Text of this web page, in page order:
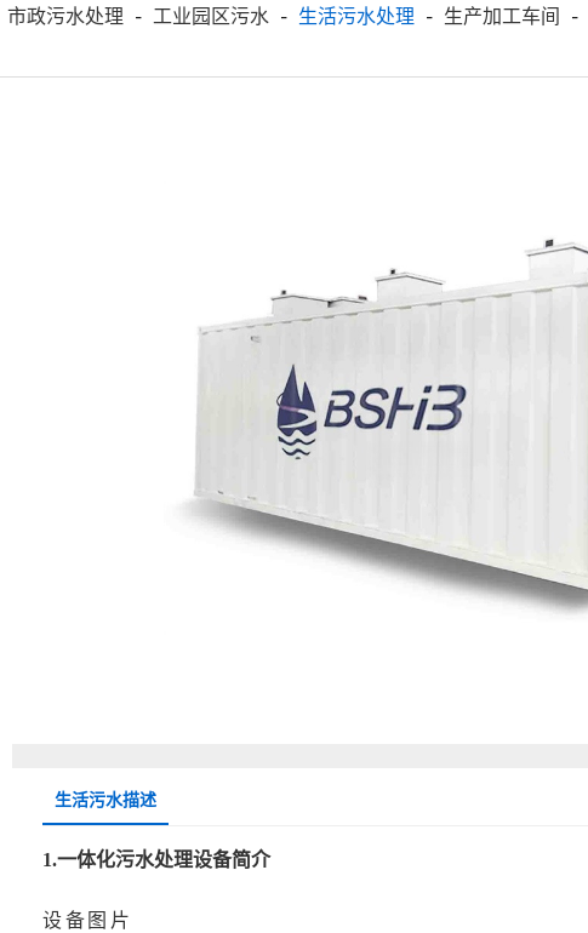
市政污水处理 - 工业园区污水 - 生活污水处理 - 生产加工车间 -
生活污水描述
1.一体化污水处理设备简介
设备图片